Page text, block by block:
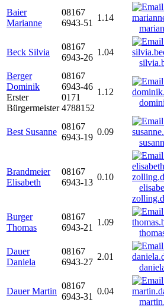
Baier
Marianne
08167
6943-51
1.14
Beck Silvia
08167
6943-26
1.04
Berger
Dominik
Erster
Bürgermeister
08167
6943-46
0171
4788152
1.12
Best Susanne
08167
6943-19
0.09
Brandmeier
Elisabeth
08167
6943-13
0.10
Burger
Thomas
08167
6943-21
1.09
Dauer
Daniela
08167
6943-27
2.01
Dauer Martin
08167
6943-31
0.04